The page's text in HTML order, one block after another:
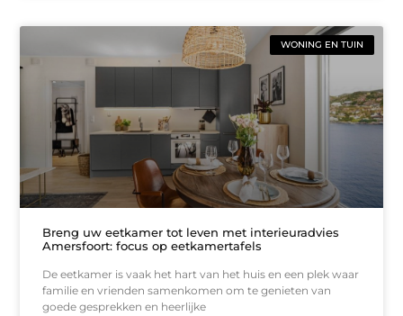
WONING EN TUIN
Breng uw eetkamer tot leven met interieuradvies
Amersfoort: focus op eetkamertafels
De eetkamer is vaak het hart van het huis en een plek waar
familie en vrienden samenkomen om te genieten van
goede gesprekken en heerlijke